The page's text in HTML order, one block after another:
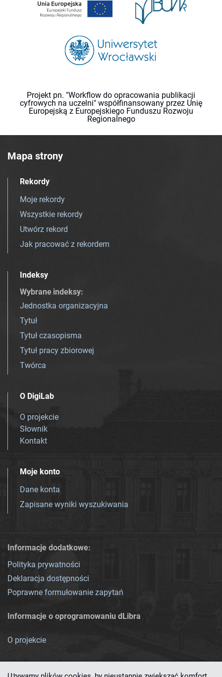
Projekt pn. "Workflow do opracowania publikacji
cyfrowych na uczelni" współfinansowany przez Unię
Europejską z Europejskiego Funduszu Rozwoju
Regionalnego
Mapa strony
Rekordy
Moje rekordy
Wszystkie rekordy
Utwórz rekord
Jak pracować z rekordem
Indeksy
Wybrane indeksy:
Jednostka organizacyjna
Tytuł
Tytuł czasopisma
Tytuł pracy zbiorowej
Twórca
O DigiLab
O projekcie
Słownik
Kontakt
Moje konto
Dane konta
Zapisane wyniki wyszukiwania
Informacje dodatkowe:
Polityka prywatności
Deklaracja dostępności
Poprawne formułowanie zapytań
Informacje o oprogramowaniu dLibra
O projekcie